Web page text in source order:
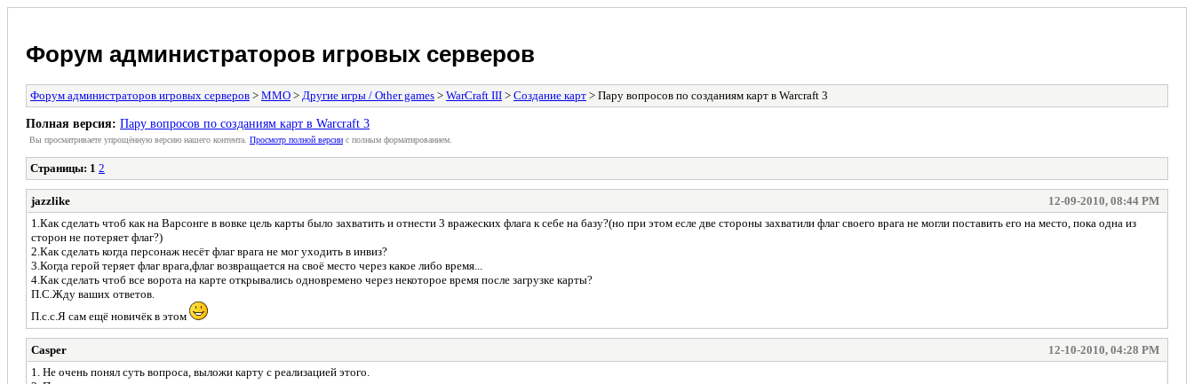
Форум администраторов игровых серверов
Форум администраторов игровых серверов > MMO > Другие игры / Other games > WarCraft III > Создание карт > Пару вопросов по созданиям карт в Warcraft 3
Полная версия: Пару вопросов по созданиям карт в Warcraft 3
Вы просматриваете упрощённую версию нашего контента. Просмотр полной версии с полным форматированием.
Страницы: 1 2
jazzlike
12-09-2010, 08:44 PM
1.Как сделать чтоб как на Варсонге в вовке цель карты было захватить и отнести 3 вражеских флага к себе на базу?(но при этом есле две стороны захватили флаг своего врага не могли поставить его на место, пока одна из
сторон не потеряет флаг?)
2.Как сделать когда персонаж несёт флаг врага не мог уходить в инвиз?
3.Когда герой теряет флаг врага,флаг возвращается на своё место через какое либо время...
4.Как сделать чтоб все ворота на карте открывались одновремено через некоторое время после загрузке карты?
П.С.Жду ваших ответов.
П.с.с.Я сам ещё новичёк в этом
Casper
12-10-2010, 04:28 PM
1. Не очень понял суть вопроса, выложи карту с реализацией этого.